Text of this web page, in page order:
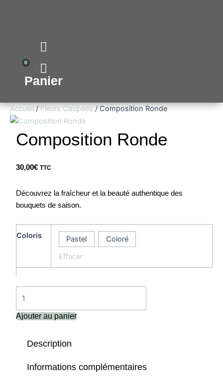
0
Panier
Accueil/Fleurs Coupées/ Composition Ronde
Composition Ronde
30,00€ TTC
Découvrez la fraîcheur et la beauté authentique des
bouquets de saison.
Coloris Pastel
Coloré
Effacer
Ajouter au panier
Description
Informations complémentaires